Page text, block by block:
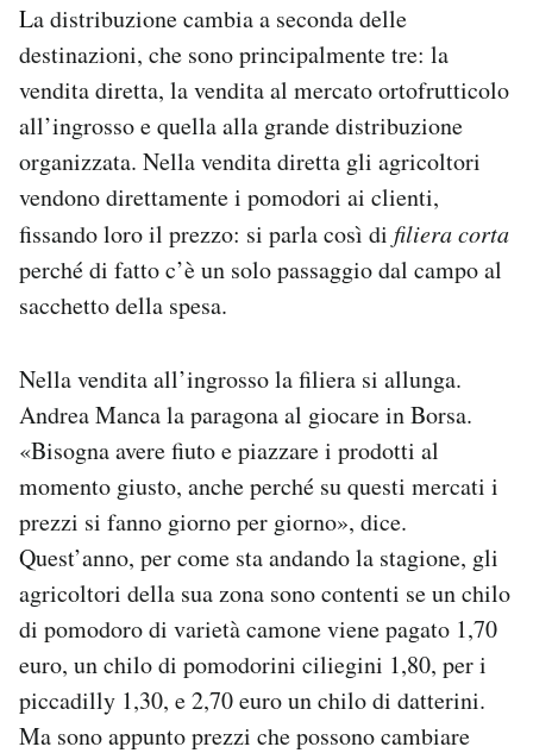
La distribuzione cambia a seconda delle
destinazioni, che sono principalmente tre: la
vendita diretta, la vendita al mercato ortofrutticolo
all’ingrosso e quella alla grande distribuzione
organizzata. Nella vendita diretta gli agricoltori
vendono direttamente i pomodori ai clienti,
fissando loro il prezzo: si parla così di filiera corta
perché di fatto c’è un solo passaggio dal campo al
sacchetto della spesa.
Nella vendita all’ingrosso la filiera si allunga.
Andrea Manca la paragona al giocare in Borsa.
«Bisogna avere fiuto e piazzare i prodotti al
momento giusto, anche perché su questi mercati i
prezzi si fanno giorno per giorno», dice.
Quest’anno, per come sta andando la stagione, gli
agricoltori della sua zona sono contenti se un chilo
di pomodoro di varietà camone viene pagato 1,70
euro, un chilo di pomodorini ciliegini 1,80, per i
piccadilly 1,30, e 2,70 euro un chilo di datterini.
Ma sono appunto prezzi che possono cambiare